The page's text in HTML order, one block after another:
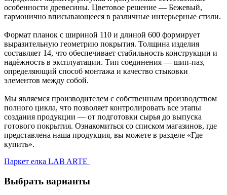
особенности древесины. Цветовое решение — Бежевый,
гармонично вписывающееся в различные интерьерные стили.
Формат планок с шириной 110 и длиной 600 формирует
выразительную геометрию покрытия. Толщина изделия
составляет 14, что обеспечивает стабильность конструкции и
надёжность в эксплуатации. Тип соединения — шип-паз,
определяющий способ монтажа и качество стыковки
элементов между собой.
Мы являемся производителем с собственным производством
полного цикла, что позволяет контролировать все этапы
создания продукции — от подготовки сырья до выпуска
готового покрытия. Ознакомиться со списком магазинов, где
представлена наша продукция, вы можете в разделе «Где
купить».
Паркет елка LAB ARTE
Выбрать варианты